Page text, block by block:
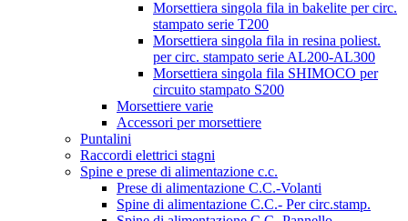
Morsettiera singola fila in bakelite per circ.
stampato serie T200
Morsettiera singola fila in resina poliest.
per circ. stampato serie AL200-AL300
Morsettiera singola fila SHIMOCO per
circuito stampato S200
Morsettiere varie
Accessori per morsettiere
Puntalini
Raccordi elettrici stagni
Spine e prese di alimentazione c.c.
Prese di alimentazione C.C.-Volanti
Spine di alimentazione C.C.- Per circ.stamp.